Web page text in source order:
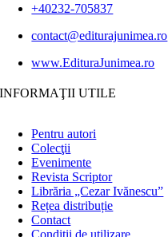
+40232-705837
contact@editurajunimea.ro
www.EdituraJunimea.ro
INFORMAŢII UTILE
Pentru autori
Colecţii
Evenimente
Revista Scriptor
Librăria „Cezar Ivănescu”
Rețea distribuție
Contact
Condiţii de utilizare